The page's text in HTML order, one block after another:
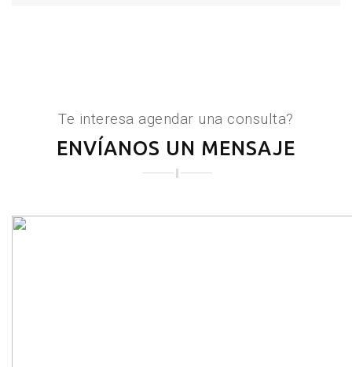
Te interesa agendar una consulta?
ENVÍANOS UN MENSAJE